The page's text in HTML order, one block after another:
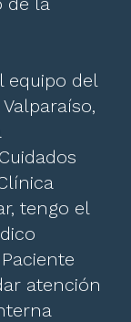
equipo del
tengo el
atención